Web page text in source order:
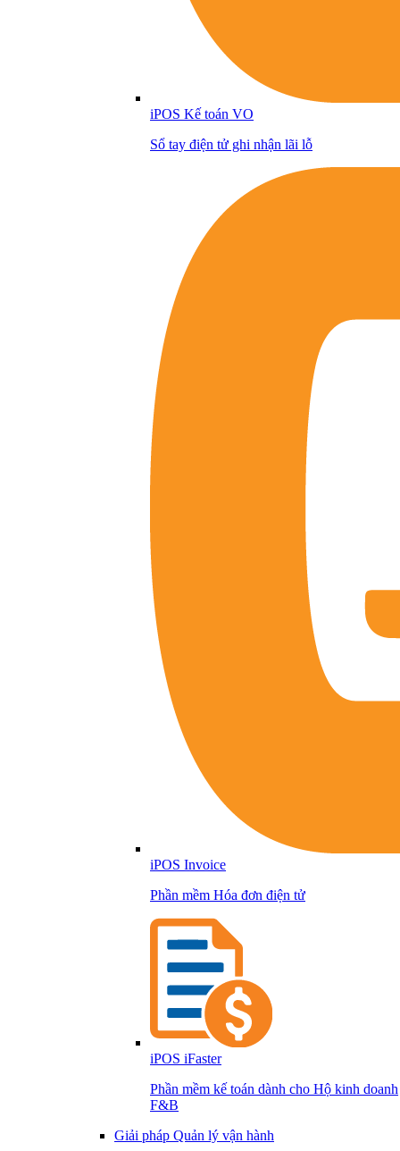
iPOS Kế toán VO
Sổ tay điện tử ghi nhận lãi lỗ
iPOS Invoice
Phần mềm Hóa đơn điện tử
iPOS iFaster
Phần mềm kế toán dành cho Hộ kinh doanh
F&B
Giải pháp Quản lý vận hành